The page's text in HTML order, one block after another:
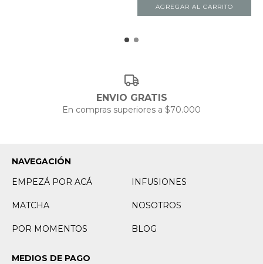
ENVIO GRATIS
En compras superiores a $70.000
NAVEGACIÓN
EMPEZÁ POR ACÁ
INFUSIONES
MATCHA NOSOTROS
POR MOMENTOS BLOG
MEDIOS DE PAGO